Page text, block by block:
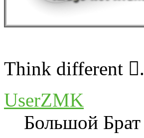
Think different .
UserZMK
Большой Брат